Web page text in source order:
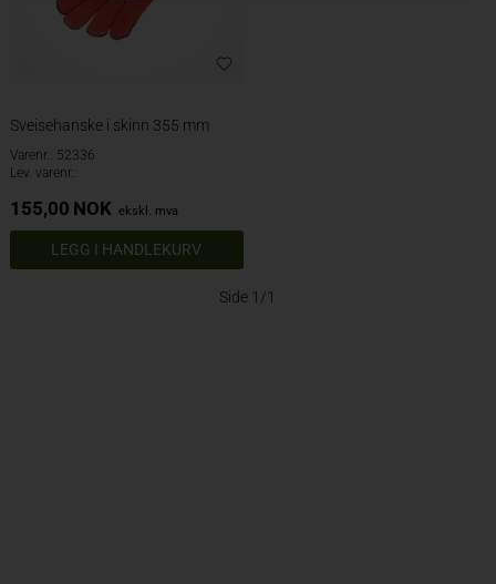
Sveisehanske i skinn 355 mm
Varenr.: 52336
Lev. varenr.:
155,00 NOK ekskl. mva
Side 1/1